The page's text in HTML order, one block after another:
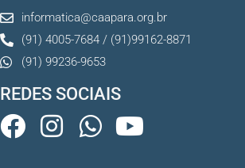
informatica@caapara.org.br
(91) 4005-7684 / (91)99162-8871
(91) 99236-9653
REDES SOCIAIS